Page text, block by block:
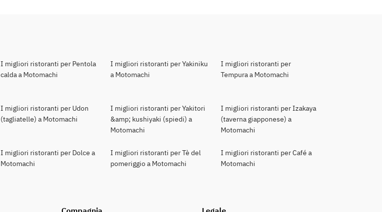
I migliori ristoranti per Pentola
calda a Motomachi
I migliori ristoranti per Yakiniku
a Motomachi
I migliori ristoranti per
Tempura a Motomachi
I migliori ristoranti per Udon
(tagliatelle) a Motomachi
I migliori ristoranti per Yakitori
&amp; kushiyaki (spiedi) a
Motomachi
I migliori ristoranti per Izakaya
(taverna giapponese) a
Motomachi
I migliori ristoranti per Dolce a
Motomachi
I migliori ristoranti per Tè del
pomeriggio a Motomachi
I migliori ristoranti per Café a
Motomachi